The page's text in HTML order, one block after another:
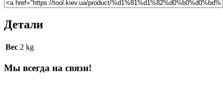
Детали
Вес 2 kg
Мы всегда на связи!